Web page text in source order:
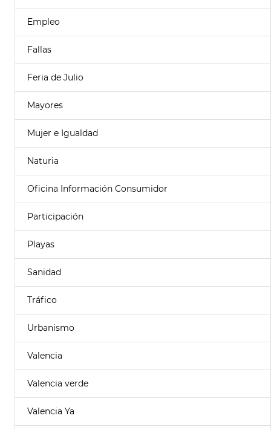
Empleo
Fallas
Feria de Julio
Mayores
Mujer e Igualdad
Naturia
Oficina Información Consumidor
Participación
Playas
Sanidad
Tráfico
Urbanismo
Valencia
Valencia verde
Valencia Ya